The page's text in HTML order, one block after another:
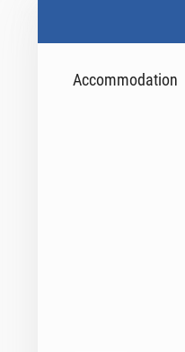
Accommodation